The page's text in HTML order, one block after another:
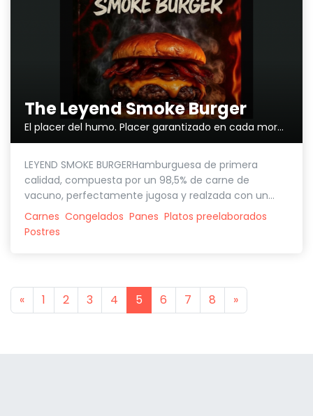
The Leyend Smoke Burger
El placer del humo. Placer garantizado en cada mordisco.
LEYEND SMOKE BURGERHamburguesa de primera
calidad, compuesta por un 98,5% de carne de
vacuno, perfectamente jugosa y realzada con un...
Carnes Congelados Panes Platos preelaborados
Postres
«Previous
1 2 3 4 5 6 7 8 »Next